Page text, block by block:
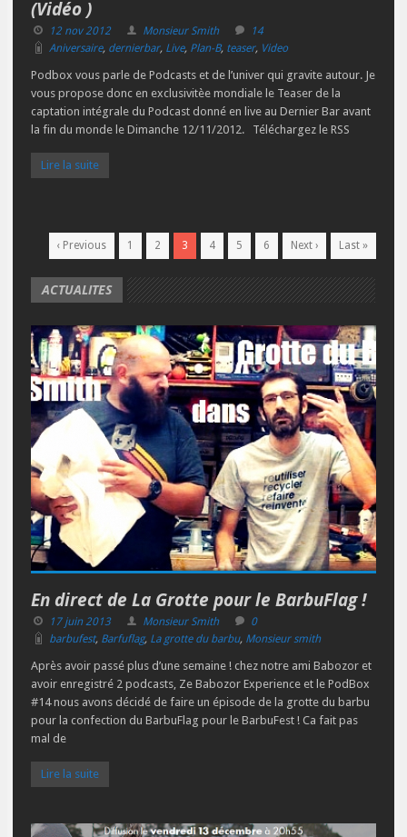
(Vidéo )
12 nov 2012 Monsieur Smith
14
Aniversaire, dernierbar, Live, Plan-B, teaser, Video
Podbox vous parle de Podcasts et de l’univer qui gravite autour. Je
vous propose donc en exclusivitèe mondiale le Teaser de la
captation intégrale du Podcast donné en live au Dernier Bar avant
la fin du monde le Dimanche 12/11/2012. Téléchargez le RSS
Lire la suite
‹ Previous 1 2 3 4 5 6 Next › Last »
ACTUALITES
En direct de La Grotte pour le BarbuFlag !
17 juin 2013 Monsieur Smith
0
barbufest, Barfuflag, La grotte du barbu, Monsieur smith
Après avoir passé plus d’une semaine ! chez notre ami Babozor et
avoir enregistré 2 podcasts, Ze Babozor Experience et le PodBox
#14 nous avons décidé de faire un épisode de la grotte du barbu
pour la confection du BarbuFlag pour le BarbuFest ! Ca fait pas
mal de
Lire la suite